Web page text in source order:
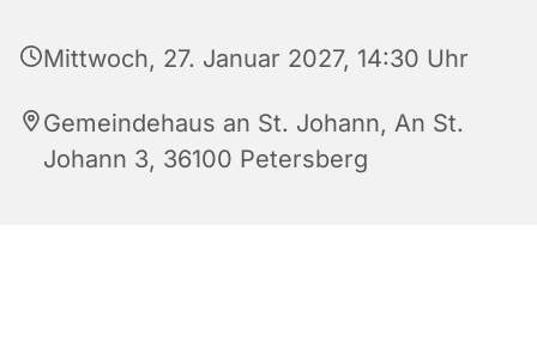
Mittwoch, 27. Januar 2027, 14:30 Uhr
Gemeindehaus an St. Johann, An St.
Johann 3, 36100 Petersberg